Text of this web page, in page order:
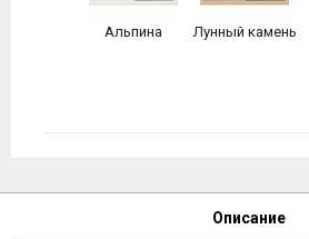
Альпина Лунный камень
Описание